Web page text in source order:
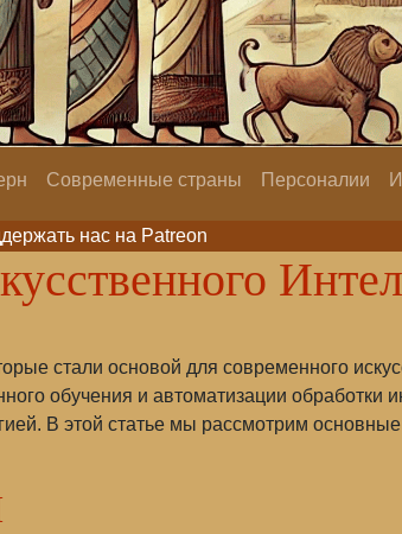
Современные страны Персоналии
нас на Patreon
стали основой для современного
обучения и автоматизации
В этой статье мы рассмотрим